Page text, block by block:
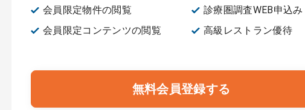
会員限定物件の閲覧
診療圏調査WEB申込み
会員限定コンテンツの閲覧
高級レストラン優待
無料会員登録する